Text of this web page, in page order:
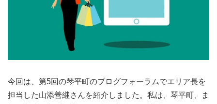
今回は、第5回の琴平町のブログフォーラムでエリア長を
担当した山添善継さんを紹介しました。私は、琴平町、ま